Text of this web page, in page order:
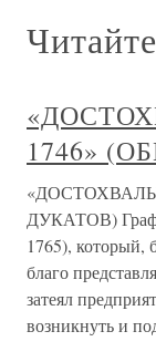
1746»
ДУКАТОВ)
1765), который,
благо
затеял
возникнуть и